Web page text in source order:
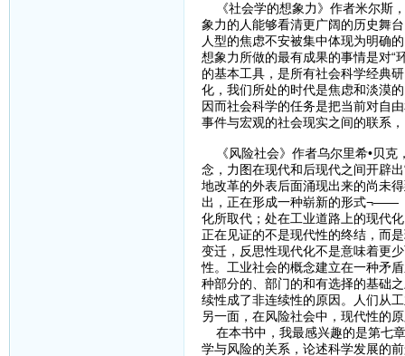
《社会学的想象力》作者米尔斯
象力的人能够看清更广阔的历史舞
人型的焦虑不安被集中体现为明确
想象力所做的最有成果的事情是对“
的基本工具，是所有社会科学经典
化，我们所处的时代是焦虑和淡漠
因而社会科学的任务是把当前对自
事件与宏观的社会现实之间的联系
《风险社会》作者乌尔里希•贝克
念，力图在现代和后现代之间开辟
地改革的外表后面涌现出来的尚未
出，正在形成一种崭新的形式¬——
化所取代；处在工业道路上的现代
正在见证的不是现代性的终结，而
变迁，反思性现代化不是意味着更
性。工业社会的概念建立在一种矛
种部分的、部门的和有选择的基础
续性成了非连续性的原因。人们从
另一面，在风险社会中，现代性的
在本书中，我最感兴趣的是第七
学与风险的关系，论述科学发展的